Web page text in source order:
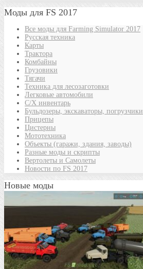
Моды для FS 2017
Все моды для Farming Simulator 2017
Русская техника
Карты
Трактора
Комбайны
Грузовики
Тягачи
Техника для лесозаготовки
Легковые автомобили
С/Х инвентарь
Бульдозеры, экскаваторы, погрузчики
Прицепы
Цистерны
Мототехника
Объекты (гаражи, здания, заводы)
Разные моды и скрипты
Вертолеты и Самолеты
Новости по FS 2017
Новые моды